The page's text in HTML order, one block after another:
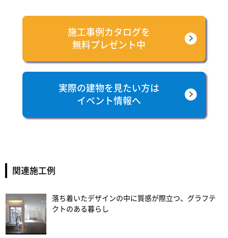
施工事例カタログを
無料プレゼント中
実際の建物を見たい方は
イベント情報へ
関連施工例
落ち着いたデザインの中に質感が際立つ、グラフテ
クトのある暮らし